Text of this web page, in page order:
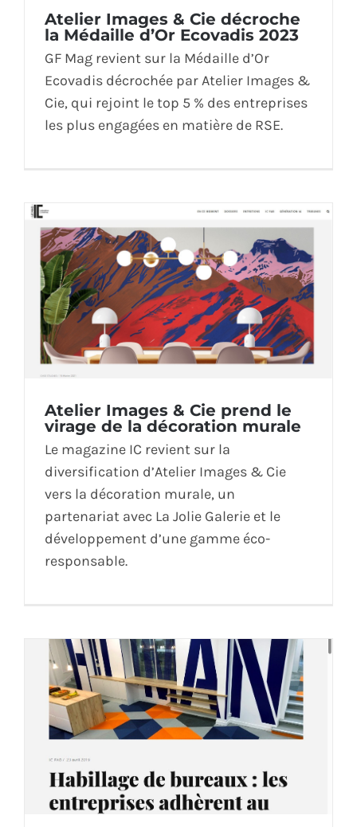
ÉCO-RESPONSABLE
CONTACT
Atelier Images & Cie décroche
la Médaille d’Or Ecovadis 2023
GF Mag revient sur la Médaille d’Or
Ecovadis décrochée par Atelier Images &
Cie, qui rejoint le top 5 % des entreprises
les plus engagées en matière de RSE.
Atelier Images & Cie prend le
virage de la décoration murale
Le magazine IC revient sur la
diversification d’Atelier Images & Cie
vers la décoration murale, un
partenariat avec La Jolie Galerie et le
développement d’une gamme éco-
responsable.